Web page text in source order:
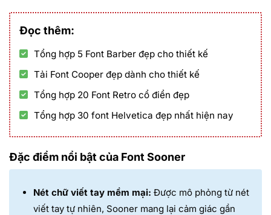
Đọc thêm:
Tổng hợp 5 Font Barber đẹp cho thiết kế
Tải Font Cooper đẹp dành cho thiết kế
Tổng hợp 20 Font Retro cổ điển đẹp
Tổng hợp 30 font Helvetica đẹp nhất hiện nay
Đặc điểm nổi bật của Font Sooner
Nét chữ viết tay mềm mại: Được mô phỏng từ nét
viết tay tự nhiên, Sooner mang lại cảm giác gần